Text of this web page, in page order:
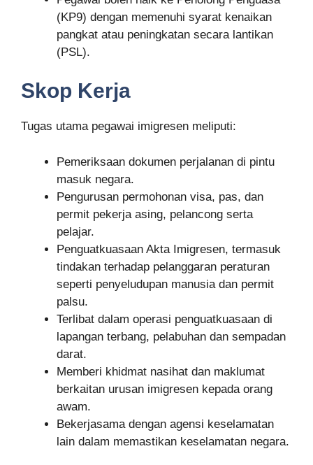
(KP9) dengan memenuhi syarat kenaikan
pangkat atau peningkatan secara lantikan
(PSL).
Skop Kerja
Tugas utama pegawai imigresen meliputi:
Pemeriksaan dokumen perjalanan di pintu
masuk negara.
Pengurusan permohonan visa, pas, dan
permit pekerja asing, pelancong serta
pelajar.
Penguatkuasaan Akta Imigresen, termasuk
tindakan terhadap pelanggaran peraturan
seperti penyeludupan manusia dan permit
palsu.
Terlibat dalam operasi penguatkuasaan di
lapangan terbang, pelabuhan dan sempadan
darat.
Memberi khidmat nasihat dan maklumat
berkaitan urusan imigresen kepada orang
awam.
Bekerjasama dengan agensi keselamatan
lain dalam memastikan keselamatan negara.